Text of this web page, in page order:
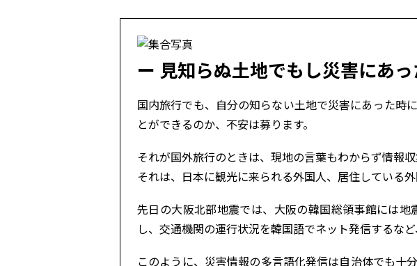
見知らぬ土地でもし災害にあ
国内旅行でも、自分の知らない土地で災害にあった時
とができるのか、不安は募ります。
それが国外旅行のときは、現地の言葉もわからず情報
それは、日本に観光に来られる外国人、居住している外
先日の大阪北部地震では、大阪の韓国総領事館には
し、交通機関の運行状況を韓国語でネット発信するなど
このように、災害情報の多言語化発信は自治体でも十